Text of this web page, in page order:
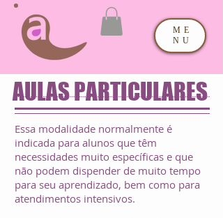
ME
NU
AULAS PARTICULARES
Essa modalidade normalmente é
indicada para alunos que têm
necessidades muito específicas e que
não podem dispender de muito tempo
para seu aprendizado, bem como para
atendimentos intensivos.